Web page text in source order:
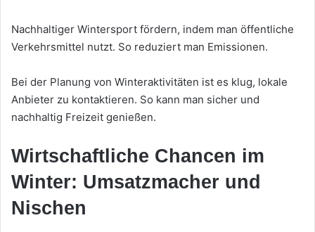
Nachhaltiger Wintersport fördern, indem man öffentliche
Verkehrsmittel nutzt. So reduziert man Emissionen.
Bei der Planung von Winteraktivitäten ist es klug, lokale
Anbieter zu kontaktieren. So kann man sicher und
nachhaltig Freizeit genießen.
Wirtschaftliche Chancen im
Winter: Umsatzmacher und
Nischen